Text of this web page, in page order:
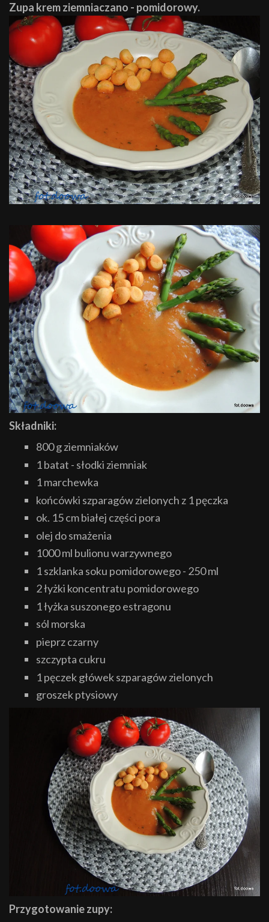
Zupa krem ziemniaczano - pomidorowy.
Składniki:
800 g ziemniaków
1 batat - słodki ziemniak
1 marchewka
końcówki szparagów zielonych z 1 pęczka
ok. 15 cm białej części pora
olej do smażenia
1000 ml bulionu warzywnego
1 szklanka soku pomidorowego - 250 ml
2 łyżki koncentratu pomidorowego
1 łyżka suszonego estragonu
sól morska
pieprz czarny
szczypta cukru
1 pęczek główek szparagów zielonych
groszek ptysiowy
Przygotowanie zupy: